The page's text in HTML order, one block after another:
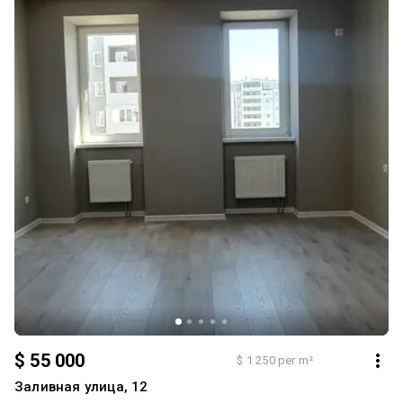
виходять на тихий бік. Квартира у будiвельному станi. Вартість –
$69,9 тис. + послуги АН. Торг.
$ 55 000 $ 1 250 per m²
Заливная улица, 12